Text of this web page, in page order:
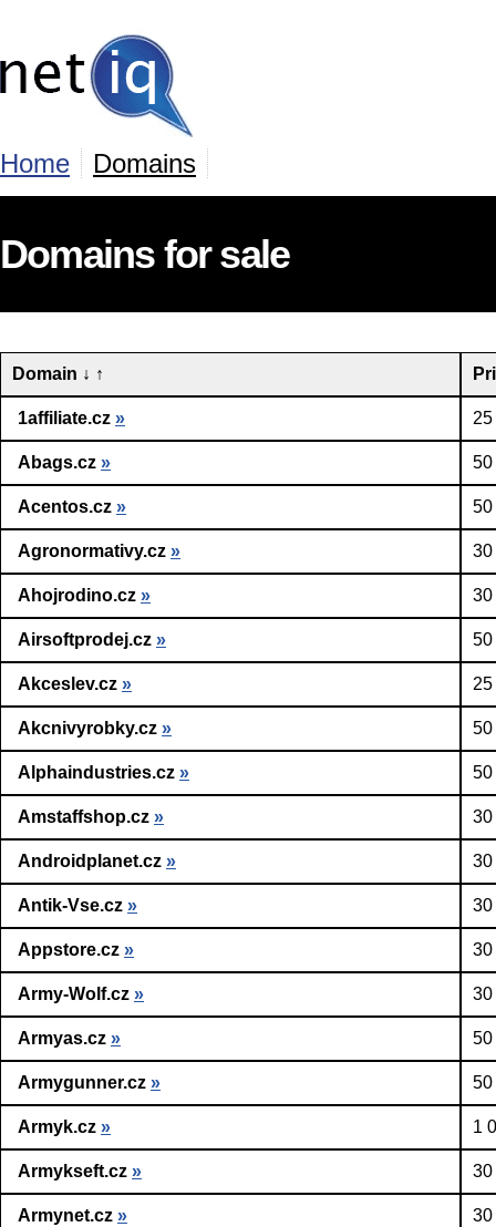
Home Domains
Domains for sale
Domain ↓ ↑
1affiliate.cz »
Abags.cz » 50
Acentos.cz » 50
Agronormativy.cz » 30
Ahojrodino.cz » 30
Airsoftprodej.cz » 50
Akceslev.cz »
Akcnivyrobky.cz » 50
Alphaindustries.cz » 50
Amstaffshop.cz » 30
Androidplanet.cz » 30
Antik-Vse.cz » 30
Appstore.cz » 30
Army-Wolf.cz » 30
Armyas.cz » 50
Armygunner.cz » 50
Armyk.cz » 1
Armykseft.cz » 30
Armynet.cz » 30